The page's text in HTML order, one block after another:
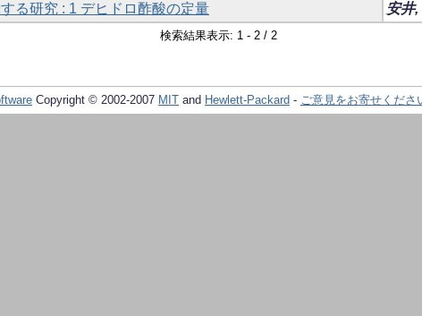
る研究 : 1 デヒドロ酢酸の定量 安井
検索結果表示: 1 - 2 / 2
Copyright © 2002-2007 MIT and Hewlett-Packard - ご意見をお寄せくださ